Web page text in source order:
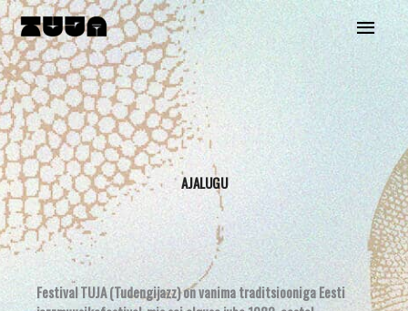
Skip
to
content
Main
Menu
AJALUGU
Festival TUJA (Tudengijazz) on vanima traditsiooniga Eesti